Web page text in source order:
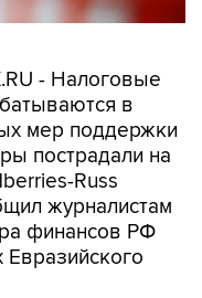
- Налоговые
в
мер поддержки
пострадали на
Russ
журналистам
финансов РФ